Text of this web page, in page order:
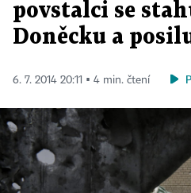
povstalci se
Doněcku a
6. 7. 2014 20:11 ▪ 4 min. čtení